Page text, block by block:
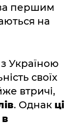
першим
на
Україною
своїх
втричі,
. Однак ці